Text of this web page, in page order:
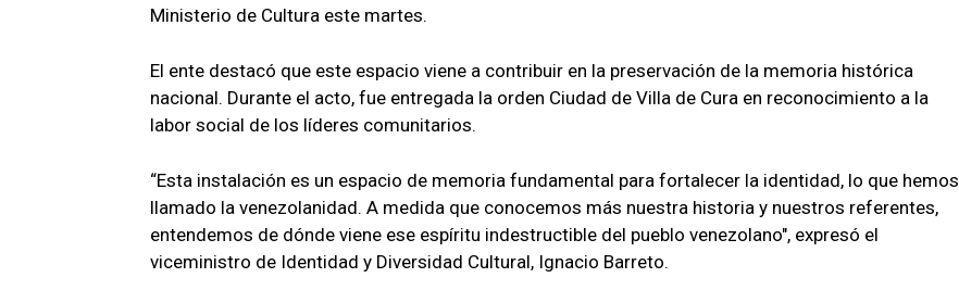
Ministerio de Cultura este martes.
El ente destacó que este espacio viene a contribuir en la preservación de la memoria histórica
nacional. Durante el acto, fue entregada la orden Ciudad de Villa de Cura en reconocimiento a la
labor social de los líderes comunitarios.
“Esta instalación es un espacio de memoria fundamental para fortalecer la identidad, lo que hemos
llamado la venezolanidad. A medida que conocemos más nuestra historia y nuestros referentes,
entendemos de dónde viene ese espíritu indestructible del pueblo venezolano", expresó el
viceministro de Identidad y Diversidad Cultural, Ignacio Barreto.